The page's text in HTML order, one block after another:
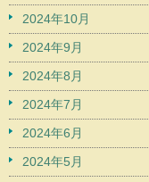
2024年10月
2024年9月
2024年8月
2024年7月
2024年6月
2024年5月